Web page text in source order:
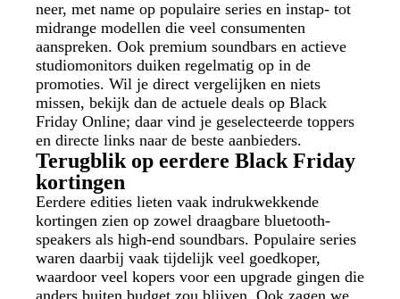
neer, met name op populaire series en instap- tot
midrange modellen die veel consumenten
aanspreken. Ook premium soundbars en actieve
studiomonitors duiken regelmatig op in de
promoties. Wil je direct vergelijken en niets
missen, bekijk dan de actuele deals op Black
Friday Online; daar vind je geselecteerde toppers
en directe links naar de beste aanbieders.
Terugblik op eerdere Black Friday
kortingen
Eerdere edities lieten vaak indrukwekkende
kortingen zien op zowel draagbare bluetooth-
speakers als high-end soundbars. Populaire series
waren daarbij vaak tijdelijk veel goedkoper,
waardoor veel kopers voor een upgrade gingen die
anders buiten budget zou blijven. Ook zagen we